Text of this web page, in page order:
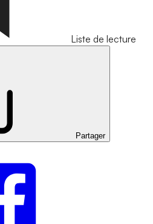
Liste de lecture
Partager